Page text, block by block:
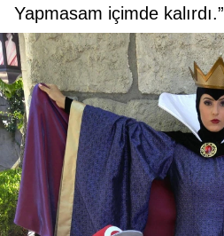
Yapmasam içimde kalırdı.”